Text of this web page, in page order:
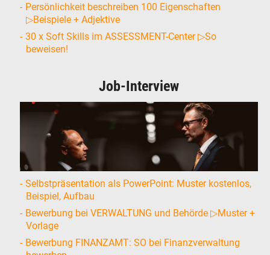
Persönlichkeit beschreiben 100 Eigenschaften
▷Beispiele + Adjektive
30 x Soft Skills im ASSESSMENT-Center ▷So
beweisen!
Job-Interview
Selbstpräsentation als PowerPoint: Muster kostenlos,
Beispiel, Aufbau
Bewerbung bei VERWALTUNG und Behörde ▷Muster +
Vorlage
Bewerbung FINANZAMT: SO bei Finanzverwaltung